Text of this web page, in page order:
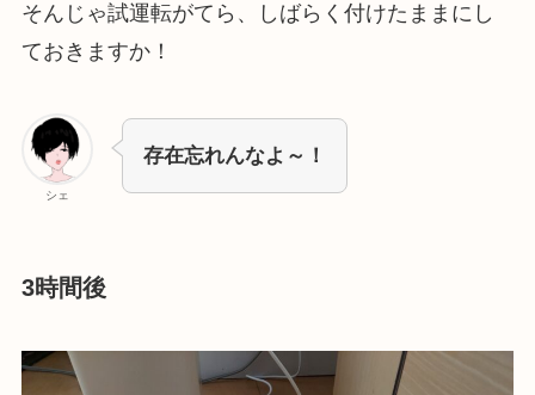
そんじゃ試運転がてら、しばらく付けたままにし
ておきますか！
シェ
存在忘れんなよ～！
3時間後